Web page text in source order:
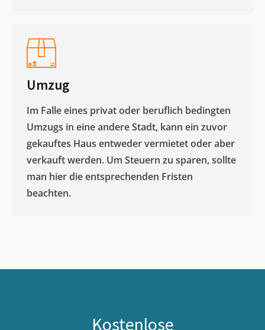
Umzug
Im Falle eines privat oder beruflich bedingten
Umzugs in eine andere Stadt, kann ein zuvor
gekauftes Haus entweder vermietet oder aber
verkauft werden. Um Steuern zu sparen, sollte
man hier die entsprechenden Fristen
beachten.
Kostenlose